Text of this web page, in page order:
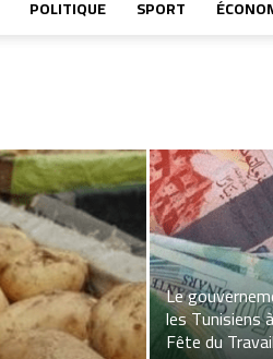
POLITIQUE SPORT
Le
les Tunisiens
Fête du